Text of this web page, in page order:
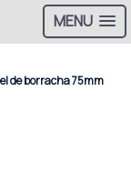
MENU
de borracha 75mm